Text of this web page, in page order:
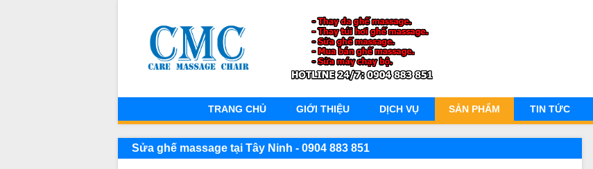
TRANG CHỦ GIỚI THIỆU DỊCH VỤ SẢN PHẨM TIN TỨC
Sửa ghế massage tại Tây Ninh - 0904 883 851